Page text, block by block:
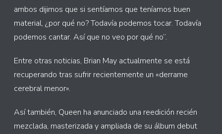
ambos dijimos que si sentíamos que teníamos buen
material, ¿por qué no? Todavía podemos tocar. Todavía
podemos cantar. Así que no veo por qué no”.
Entre otras noticias, Brian May actualmente se está
recuperando tras sufrir recientemente un «derrame
cerebral menor».
Así también, Queen ha anunciado una reedición recién
mezclada, masterizada y ampliada de su álbum debut